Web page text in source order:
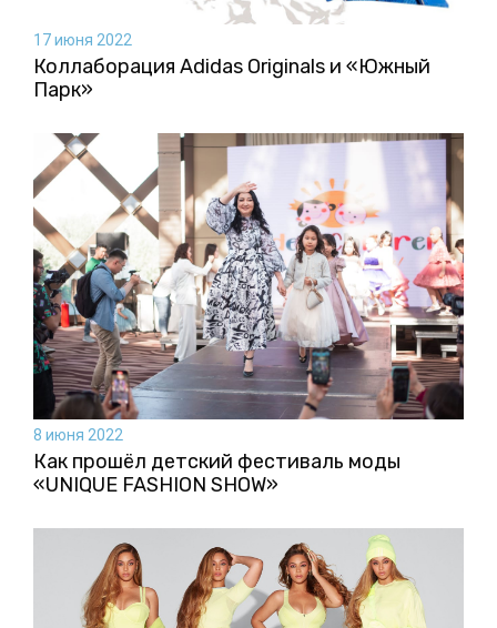
17 июня 2022
Коллаборация Аdidas Originals и «Южный
Парк»
8 июня 2022
Как прошёл детский фестиваль моды
«UNIQUE FASHION SHOW»